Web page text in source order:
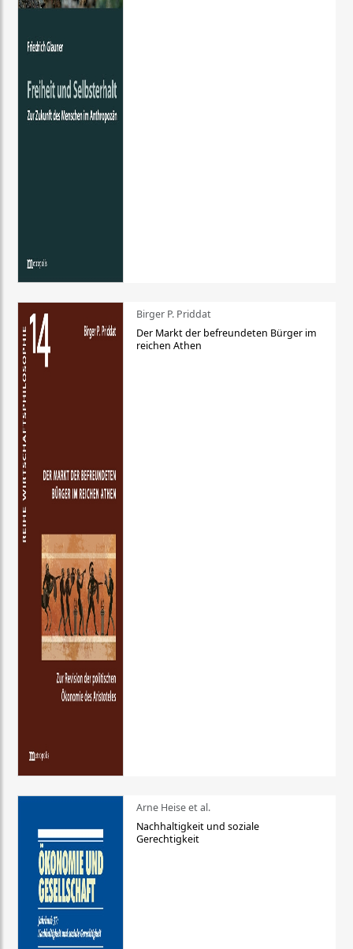
Birger P. Priddat
Der Markt der befreundeten Bürger im
reichen Athen
Arne Heise et al.
Nachhaltigkeit und soziale
Gerechtigkeit